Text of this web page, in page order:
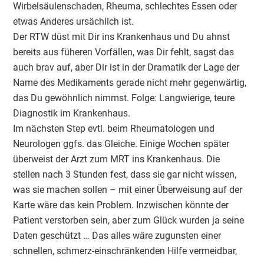
Wirbelsäulenschaden, Rheuma, schlechtes Essen oder
etwas Anderes ursächlich ist.
Der RTW düst mit Dir ins Krankenhaus und Du ahnst
bereits aus füheren Vorfällen, was Dir fehlt, sagst das
auch brav auf, aber Dir ist in der Dramatik der Lage der
Name des Medikaments gerade nicht mehr gegenwärtig,
das Du gewöhnlich nimmst. Folge: Langwierige, teure
Diagnostik im Krankenhaus.
Im nächsten Step evtl. beim Rheumatologen und
Neurologen ggfs. das Gleiche. Einige Wochen später
überweist der Arzt zum MRT ins Krankenhaus. Die
stellen nach 3 Stunden fest, dass sie gar nicht wissen,
was sie machen sollen – mit einer Überweisung auf der
Karte wäre das kein Problem. Inzwischen könnte der
Patient verstorben sein, aber zum Glück wurden ja seine
Daten geschützt … Das alles wäre zugunsten einer
schnellen, schmerz-einschränkenden Hilfe vermeidbar,